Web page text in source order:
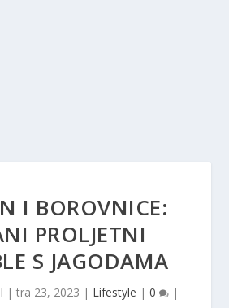
I BOROVNICE:
PROLJETNI
S JAGODAMA
| tra 23, 2023 | Lifestyle | 0 |